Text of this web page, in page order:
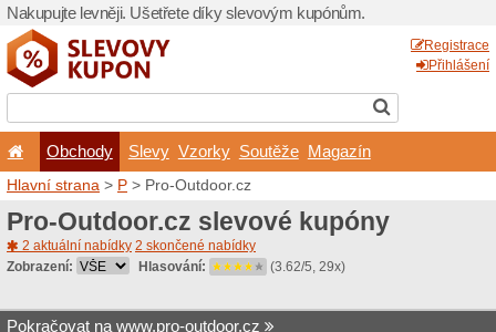
Nakupujte levněji.